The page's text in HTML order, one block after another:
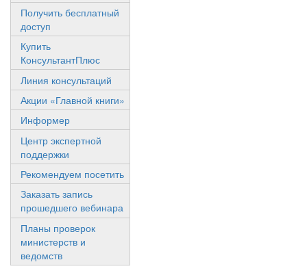
Получить бесплатный
доступ
Купить
КонсультантПлюс
Линия консультаций
Акции «Главной книги»
Информер
Центр экспертной
поддержки
Рекомендуем посетить
Заказать запись
прошедшего вебинара
Планы проверок
министерств и
ведомств